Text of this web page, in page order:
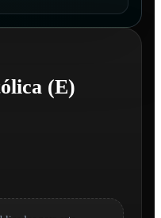
(E)